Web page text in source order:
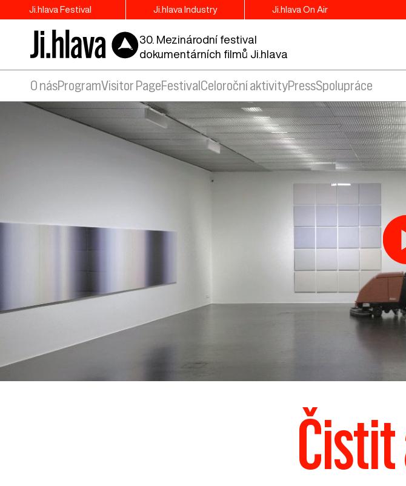
Ji.hlava Festival Ji.hlava Industry Ji.hlava On Air
30. Mezinárodní festival
dokumentárních filmů Ji.hlava
O násProgramVisitor PageFestival Celoroční aktivityPressSpolupráce